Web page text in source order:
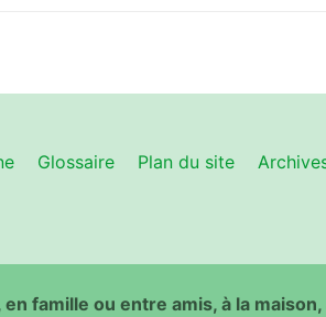
Glossaire Plan du site
famille ou entre amis, à la